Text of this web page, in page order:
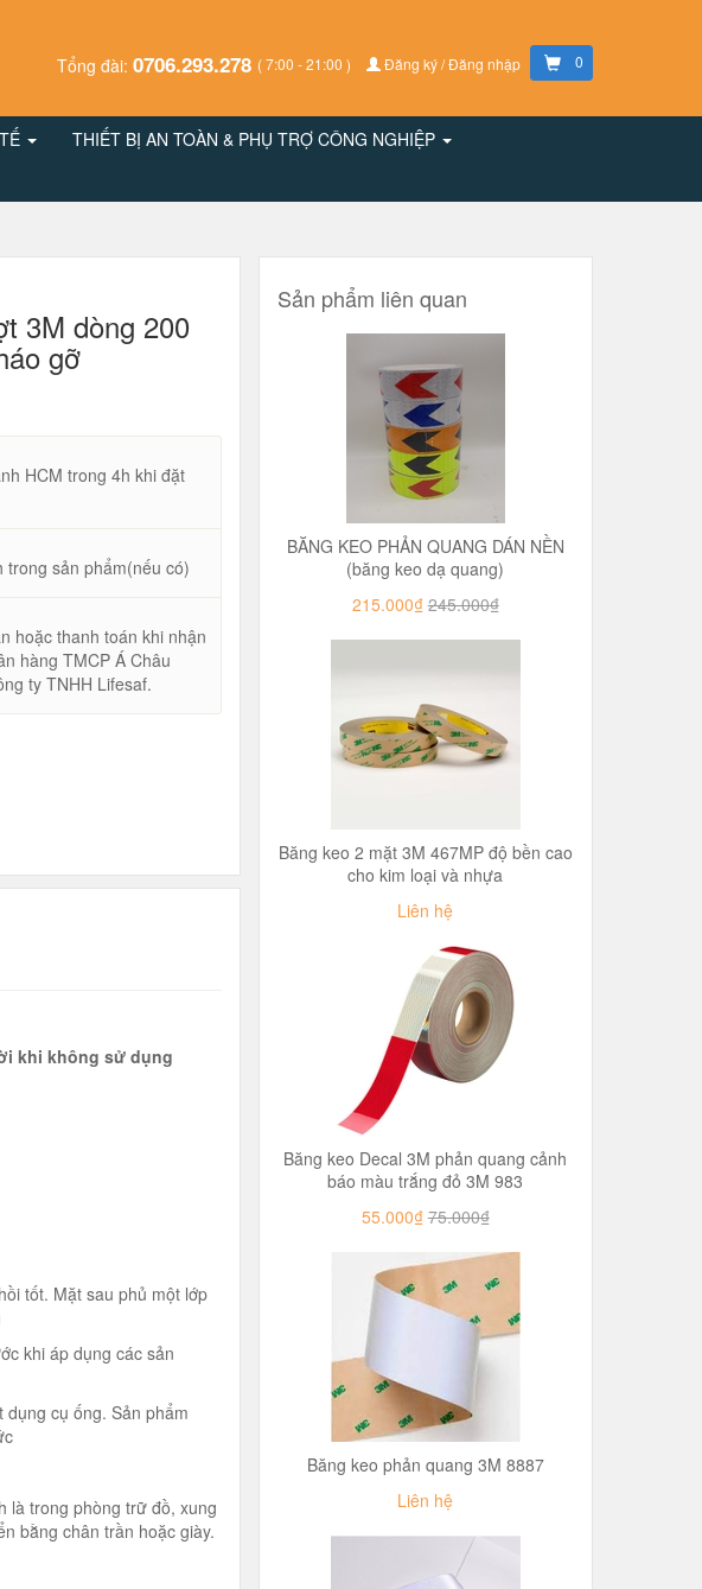
Tổng đài: 0706.293.278 ( 7:00 - 21:00 ) Đăng ký / Đăng nhập 0
THIẾT BỊ AN TOÀN & PHỤ TRỢ CÔNG NGHIỆP
3M dòng 200
gỡ
HCM trong 4h khi đặt
trong sản phẩm(nếu có)
hoặc thanh toán khi nhận
hàng TMCP Á Châu
ty TNHH Lifesaf.
khi không sử dụng
tốt. Mặt sau phủ một lớp
khi áp dụng các sản
cụ ống. Sản phẩm
là trong phòng trữ đồ, xung
bằng chân trần hoặc giày.
Sản phẩm liên quan
BĂNG KEO PHẢN QUANG DÁN NỀN
(băng keo dạ quang)
215.000₫ 245.000₫
Băng keo 2 mặt 3M 467MP độ bền cao
cho kim loại và nhựa
Liên hệ
Băng keo Decal 3M phản quang cảnh
báo màu trắng đỏ 3M 983
55.000₫ 75.000₫
Băng keo phản quang 3M 8887
Liên hệ